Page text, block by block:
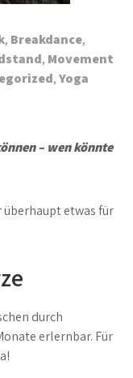
, Breakdance,
, Movement
,Yoga
– wen könnte
überhaupt etwas für
durch
erlernbar. Für